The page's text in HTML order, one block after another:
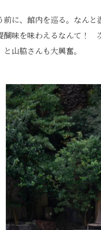
前に、館内を巡る。なん
醐味を味わえるなんて！
山脇さんも大興奮。